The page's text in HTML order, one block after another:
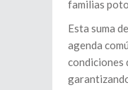
familias
Esta suma
agenda
condiciones